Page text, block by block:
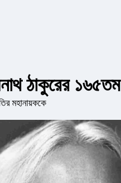
ঠাকুরের
মহানায়ককে